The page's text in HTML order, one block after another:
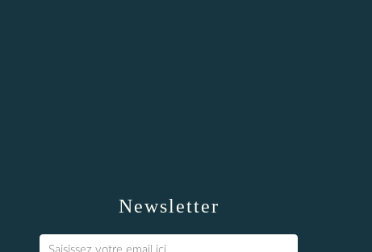
Newsletter